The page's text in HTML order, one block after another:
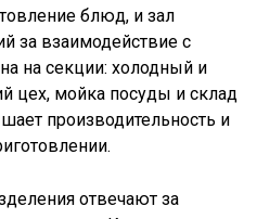
блюд, и зал
за взаимодействие с
на секции: холодный и
цех, мойка посуды и склад
производительность и
отвечают за